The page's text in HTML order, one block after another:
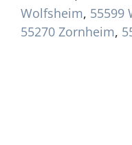
Wolfsheim, 55599
55270 Zornheim,